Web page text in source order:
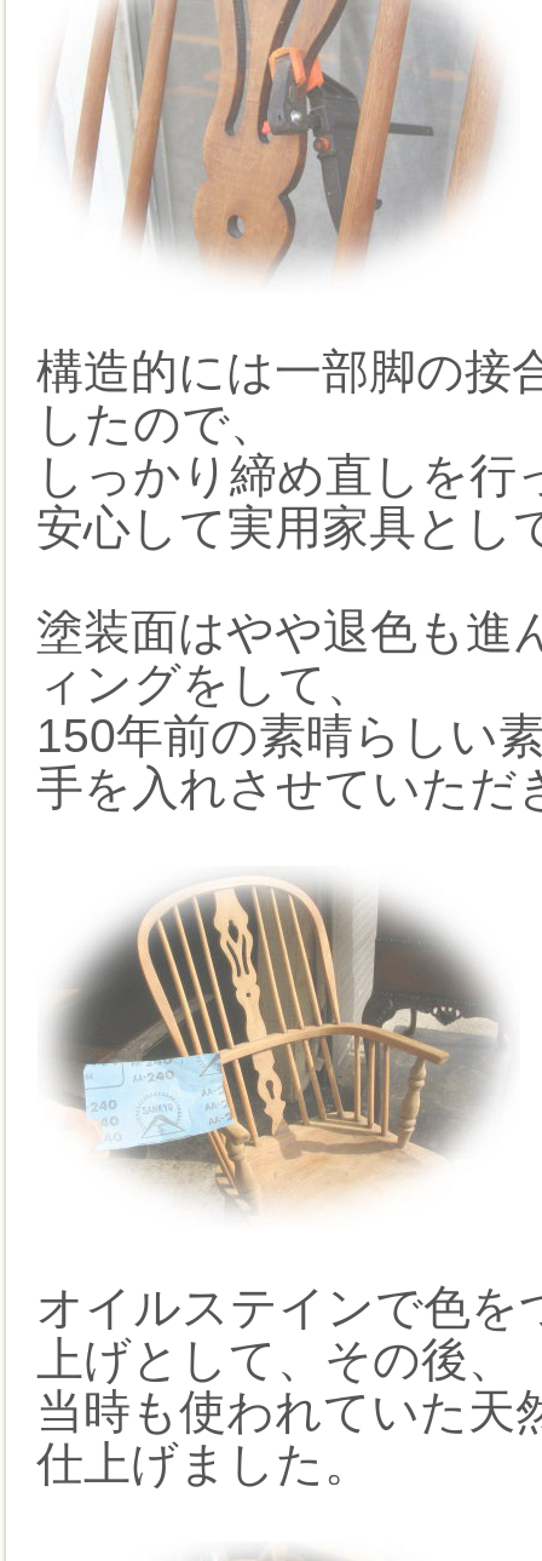
構造的には一部脚の接
したので、
しっかり締め直しを行
安心して実用家具とし
塗装面はやや退色も進
ィングをして、
150年前の素晴らしい
手を入れさせていただ
オイルステインで色を
上げとして、その後、
当時も使われていた天
仕上げました。